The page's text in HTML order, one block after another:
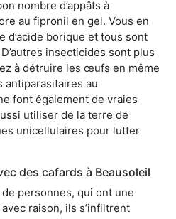
nombre d’appâts à
au fipronil en gel. Vous en
d’acide borique et tous sont
insecticides sont plus
à détruire les œufs en même
antiparasitaires au
font également de vraies
utiliser de la terre de
unicellulaires pour lutter
des cafards à Beausoleil
personnes, qui ont une
raison, ils s’infiltrent